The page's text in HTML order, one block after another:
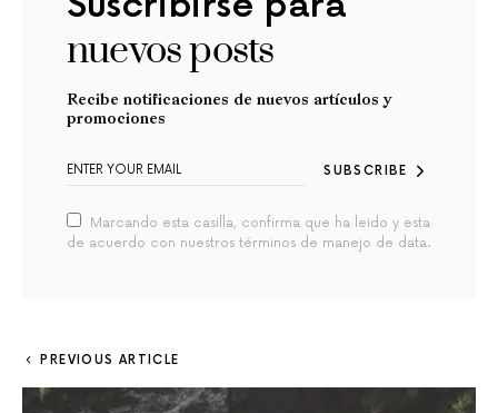
nuevos posts
Recibe notificaciones de nuevos artículos y
promociones
SUBSCRIBE
Marcando esta casilla, confirma que ha leido y esta
de acuerdo con nuestros términos de manejo de data.
PREVIOUS ARTICLE